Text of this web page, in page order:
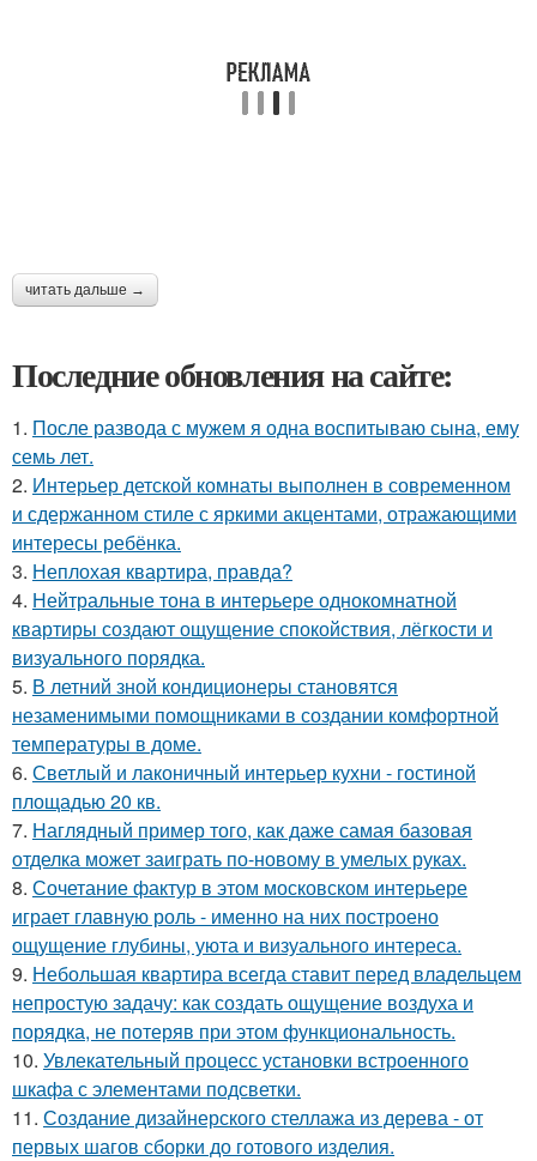
читать дальше →
Последние обновления на сайте:
1. После развода с мужем я одна воспитываю сына, ему
семь лет.
2. Интерьер детской комнаты выполнен в современном
и сдержанном стиле с яркими акцентами, отражающими
интересы ребёнка.
3. Неплохая квартира, правда?
4. Нейтральные тона в интерьере однокомнатной
квартиры создают ощущение спокойствия, лёгкости и
визуального порядка.
5. В летний зной кондиционеры становятся
незаменимыми помощниками в создании комфортной
температуры в доме.
6. Светлый и лаконичный интерьер кухни - гостиной
площадью 20 кв.
7. Наглядный пример того, как даже самая базовая
отделка может заиграть по-новому в умелых руках.
8. Сочетание фактур в этом московском интерьере
играет главную роль - именно на них построено
ощущение глубины, уюта и визуального интереса.
9. Небольшая квартира всегда ставит перед владельцем
непростую задачу: как создать ощущение воздуха и
порядка, не потеряв при этом функциональность.
10. Увлекательный процесс установки встроенного
шкафа с элементами подсветки.
11. Создание дизайнерского стеллажа из дерева - от
первых шагов сборки до готового изделия.